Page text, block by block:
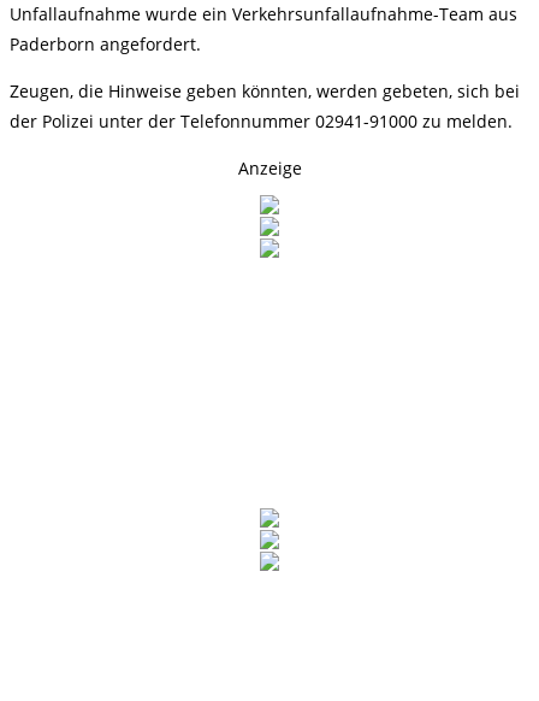
Unfallaufnahme wurde ein Verkehrsunfallaufnahme-Team aus
Paderborn angefordert.
Zeugen, die Hinweise geben könnten, werden gebeten, sich bei
der Polizei unter der Telefonnummer 02941-91000 zu melden.
Anzeige